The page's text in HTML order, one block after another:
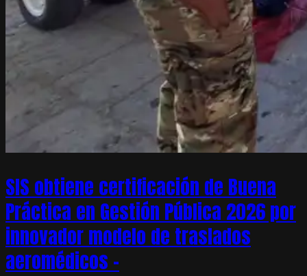
SIS obtiene certificación de Buena
Práctica en Gestión Pública 2026 por
innovador modelo de traslados
aeromédicos –